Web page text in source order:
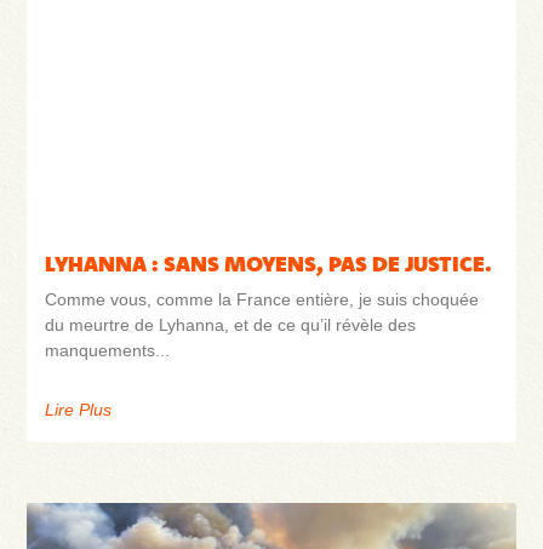
LYHANNA : SANS MOYENS, PAS DE JUSTICE.
Comme vous, comme la France entière, je suis choquée
du meurtre de Lyhanna, et de ce qu’il révèle des
manquements
Lire Plus